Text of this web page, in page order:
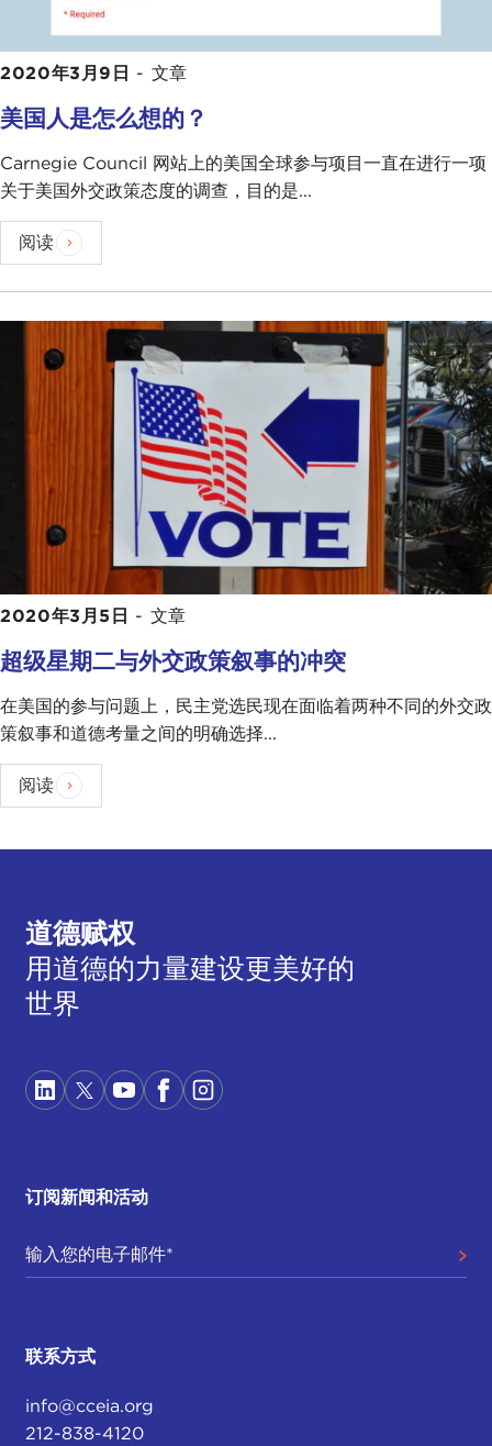
2020年3月9日 - 文章
美国人是怎么想的？
Carnegie Council 网站上的美国全球参与项目一直在进行一项
关于美国外交政策态度的调查，目的是...
阅读
2020年3月5日 - 文章
超级星期二与外交政策叙事的冲突
在美国的参与问题上，民主党选民现在面临着两种不同的外交政
策叙事和道德考量之间的明确选择...
阅读
道德赋权
用道德的力量建设更美好的
世界
订阅新闻和活动
联系方式
info@cceia.org
212-838-4120